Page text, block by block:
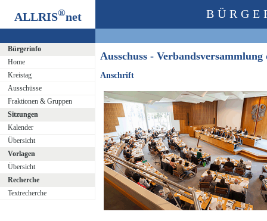
ALLRIS®net
Bürgerinfo
Home
Kreistag
Ausschüsse
Fraktionen & Gruppen
Sitzungen
Kalender
Übersicht
Vorlagen
Übersicht
Recherche
Textrecherche
Ausschuss -
Anschrift